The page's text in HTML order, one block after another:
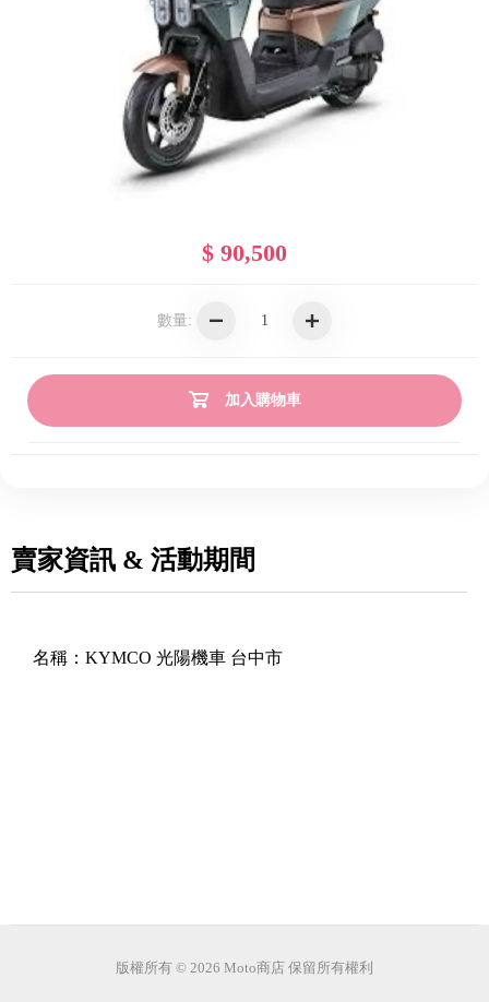
$ 90,500
數量:
加入購物車
賣家資訊 & 活動期間
名稱： KYMCO 光陽機車 台中市
版權所有 © 2026 Moto商店 保留所有權利